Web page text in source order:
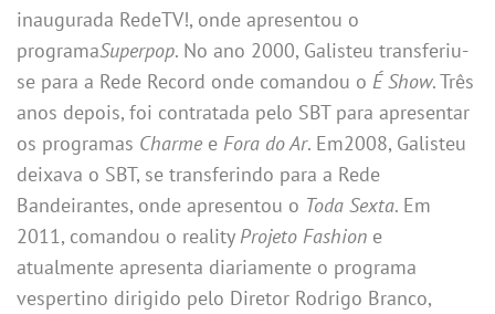
inaugurada RedeTV!, onde apresentou o
programaSuperpop. No ano 2000, Galisteu transferiu-
se para a Rede Record onde comandou o É Show. Três
anos depois, foi contratada pelo SBT para apresentar
os programas Charme e Fora do Ar. Em2008, Galisteu
deixava o SBT, se transferindo para a Rede
Bandeirantes, onde apresentou o Toda Sexta. Em
2011, comandou o reality Projeto Fashion e
atualmente apresenta diariamente o programa
vespertino dirigido pelo Diretor Rodrigo Branco,